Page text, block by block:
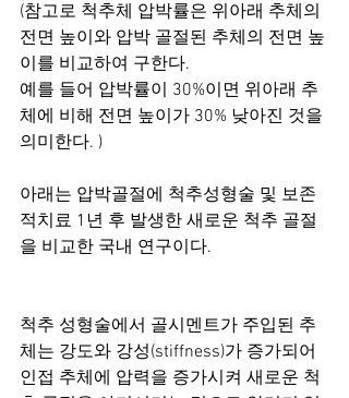
(참고로 척추체 압박률은 위아래 추체의
전면 높이와 압박 골절된 추체의 전면 높
이를 비교하여 구한다.
예를 들어 압박률이 30%이면 위아래 추
체에 비해 전면 높이가 30% 낮아진 것을
의미한다. )
아래는 압박골절에 척추성형술 및 보존
적치료 1년 후 발생한 새로운 척추 골절
을 비교한 국내 연구이다.
척추 성형술에서 골시멘트가 주입된 추
체는 강도와 강성(stiffness)가 증가되어
인접 추체에 압력을 증가시켜 새로운 척